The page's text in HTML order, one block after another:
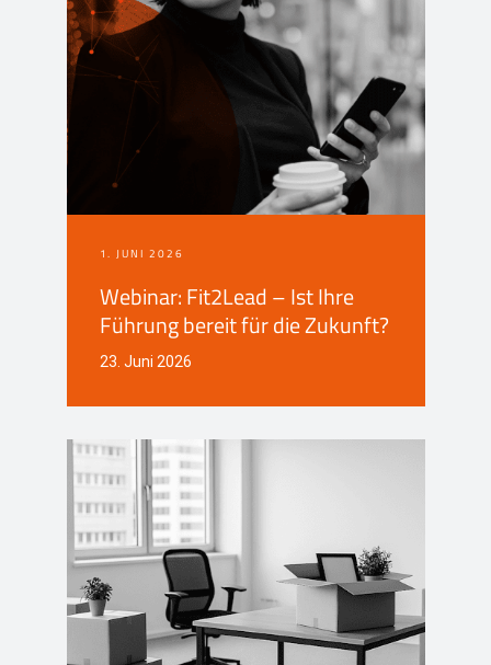
1. JUNI 2026
Webinar: Fit2Lead – Ist Ihre
Führung bereit für die Zukunft?
23. Juni 2026